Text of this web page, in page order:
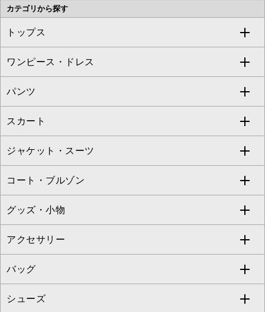
OFUON le MK
MK MICHEL KLEIN HOMME
MK MICHEL KLEIN BAG
カテゴリから探す
トップス
すべてのトップス
カットソー・Tシャツ
ブラウス・シャツ
ニット・セーター
カーディガン
アンサンブルセット
ベスト・ジレ
パーカー
タンクトップ・キャミソール
ワンピース・ドレス
すべてのワンピース・ドレス
ワンピース
ドレス
チュニック
ジャンパースカート
その他のワンピース・ドレス
パンツ
すべてのパンツ
フルレングスパンツ
クロップド・半端丈パンツ
ガウチョ・ワイドパンツ
ハーフ・ショート丈パンツ
サロペット・オールインワン
その他のパンツ
スカート
すべてのスカート
ロング・マキシ丈スカート
ひざ丈スカート
ミモレ丈スカート
ショート・ミニ丈スカート
その他のスカート
ジャケット・スーツ
すべてのジャケット・スーツ
テーラードジャケット
ノーカラージャケット
セットアップ
セットアップジャケット
コート・ブルゾン
すべてのコート・ブルゾン
トレンチコート
ピーコート
ダッフルコート
グッズ・小物
すべてのグッズ・小物
マスク
ストール・マフラー・スヌード
アクセサリー
すべてのアクセサリー
ネックレス
バッグ
すべてのバッグ
シューズ